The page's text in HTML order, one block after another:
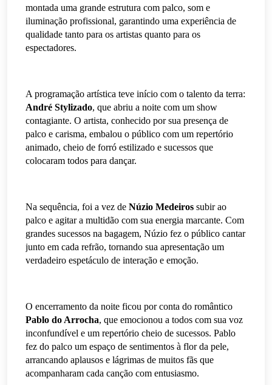
montada uma grande estrutura com palco, som e
iluminação profissional, garantindo uma experiência de
qualidade tanto para os artistas quanto para os
espectadores.
A programação artística teve início com o talento da terra:
André Stylizado, que abriu a noite com um show
contagiante. O artista, conhecido por sua presença de
palco e carisma, embalou o público com um repertório
animado, cheio de forró estilizado e sucessos que
colocaram todos para dançar.
Na sequência, foi a vez de Núzio Medeiros subir ao
palco e agitar a multidão com sua energia marcante. Com
grandes sucessos na bagagem, Núzio fez o público cantar
junto em cada refrão, tornando sua apresentação um
verdadeiro espetáculo de interação e emoção.
O encerramento da noite ficou por conta do romântico
Pablo do Arrocha, que emocionou a todos com sua voz
inconfundível e um repertório cheio de sucessos. Pablo
fez do palco um espaço de sentimentos à flor da pele,
arrancando aplausos e lágrimas de muitos fãs que
acompanharam cada canção com entusiasmo.